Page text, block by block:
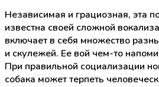
Независимая и грациозная, эта
известна своей сложной
включает в себя множество
и скулежей. Ее вой чем-то
При правильной социализации
собака может терпеть